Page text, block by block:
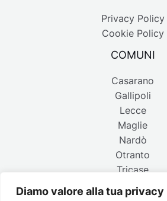
Diamo valore alla tua privacy
Privacy Policy
Cookie Policy
COMUNI
Casarano
Gallipoli
Lecce
Maglie
Nardò
Otranto
Tricase